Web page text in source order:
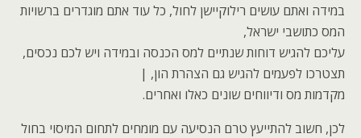
במידה ואתם עושים רילוקיישן לחול, כל עוד אתם מוגדרים ברשויות
המס כתושבי ישראל,
עליכם להגיש דוחות שנתיים למס הכנסה ובמידה ויש לכם נכסים,
תצטרכו לפעמים להגיש גם הצהרת הון, |
מקדמות מס ודיווחים שונים כאלו ואחרים.
לכן, חשוב להתייעץ טרם הנסיעה עם מומחים לתחום המיסוי בחול